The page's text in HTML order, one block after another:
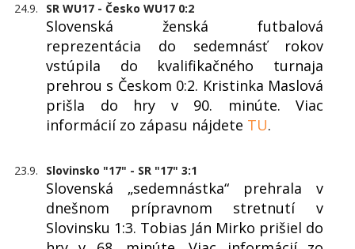
24.9. SR WU17 - Česko WU17 0:2
Slovenská ženská futbalová
reprezentácia do sedemnásť rokov
vstúpila do kvalifikačného turnaja
prehrou s Českom 0:2. Kristinka Maslová
prišla do hry v 90. minúte. Viac
informácií zo zápasu nájdete TU.
23.9. Slovinsko "17" - SR "17" 3:1
Slovenská „sedemnástka“ prehrala v
dnešnom prípravnom stretnutí v
Slovinsku 1:3. Tobias Ján Mirko prišiel do